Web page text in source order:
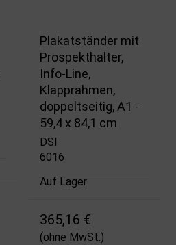
Plakatständer mit
Prospekthalter,
Info-Line,
Klapprahmen,
doppeltseitig, A1 -
59,4 x 84,1 cm
DSI
6016
Auf Lager
365,16 €
(ohne MwSt.)